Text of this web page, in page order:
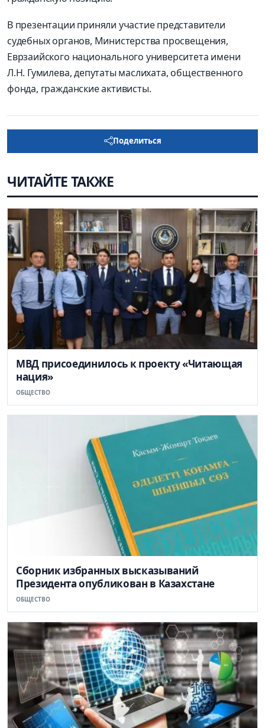
В презентации приняли участие представители
судебных органов, Министерства просвещения,
Еврзаийского национального университета имени
Л.Н. Гумилева, депутаты маслихата, общественного
фонда, гражданские активисты.
Поделиться
ЧИТАЙТЕ ТАКЖЕ
МВД присоединилось к проекту «Читающая
нация»
ОБЩЕСТВО
Сборник избранных высказываний
Президента опубликован в Казахстане
ОБЩЕСТВО